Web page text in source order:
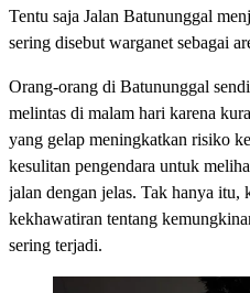
Tentu saja Jalan Batununggal
sering disebut warganet sebagai
Orang-orang di Batununggal
melintas di malam hari karena
yang gelap meningkatkan risiko
kesulitan pengendara untuk
jalan dengan jelas. Tak hanya itu,
kekhawatiran tentang
sering terjadi.